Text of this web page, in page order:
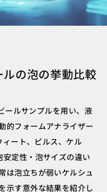
の泡の挙動比較
ールサンプルを用い、液
的フォームアナライザー
ート、ピルス、ケル
定性・泡サイズの違い
は泡立ちが弱いケルシュ
示す意外な結果を紹介し